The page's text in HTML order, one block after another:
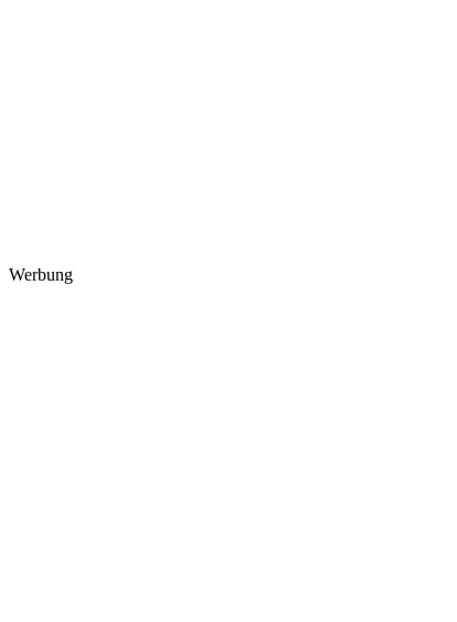
Werbung